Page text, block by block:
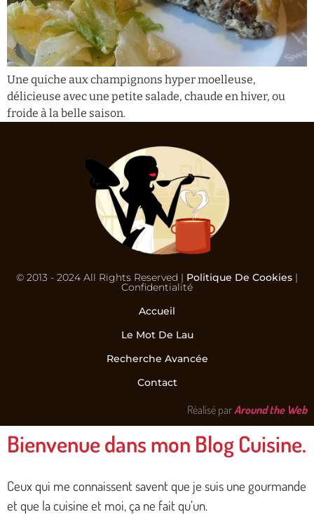
Une quiche aux champignons hyper moelleuse,
délicieuse avec une petite salade, chaude en hiver, ou
froide à la belle saison.
© 2013 - 2024 All Rights Reserved | Politique De Cookies |
Confidentialité
Accueil
Le Mot De Lau
Recherche Avancée
Contact
Réalisé parAround the Web
Bienvenue dans mon Blog Cuisine.
Ceux qui me connaissent savent que je suis une gourmande
et que la cuisine et moi, ça ne fait qu’un.